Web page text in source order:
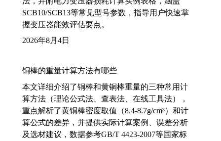
SCB10/SCB13等常见型号参数，指导用户快速掌
握变压器能效评估要点。
2026年8月4日
铜棒的重量计算方法有哪些
本文详细介绍了铜棒和黄铜棒重量的三种常用计
算方法（理论公式法、查表法、在线工具法），
重点解析了黄铜棒密度取值（8.4-8.7g/cm³）和计
算公式的差异，并提供实际计算案例、误差分析
及选材建议，数据参考GB/T 4423-2007等国家标